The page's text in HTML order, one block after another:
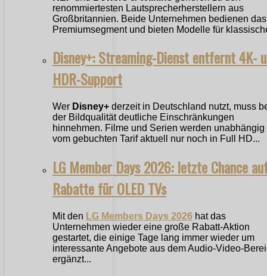
renommiertesten Lautsprecherherstellern aus
Großbritannien. Beide Unternehmen bedienen das
Premiumsegment und bieten Modelle für
Disney+: Streaming-Dienst entfernt 4K-
HDR-Support
Wer Disney+ derzeit in Deutschland nutzt, muss
der Bildqualität deutliche Einschränkungen
hinnehmen. Filme und Serien werden unabhängig
vom gebuchten Tarif aktuell nur noch in Full HD...
LG Member Days 2026: letzte Chance
Rabatte für OLED TVs
Mit den LG Members Days 2026 hat das
Unternehmen wieder eine große Rabatt-Aktion
gestartet, die einige Tage lang immer wieder um
interessante Angebote aus dem Audio-Video-
ergänzt...